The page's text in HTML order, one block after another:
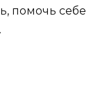
помочь себе